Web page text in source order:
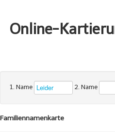
Online-
1. Name 2. Name
Familiennamenkarte